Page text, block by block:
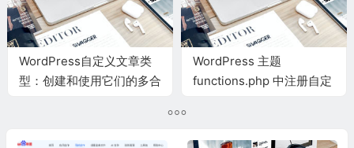
WordPress自定义文章类
型：创建和使用它们的多合
WordPress 主题
functions.php 中注册自定